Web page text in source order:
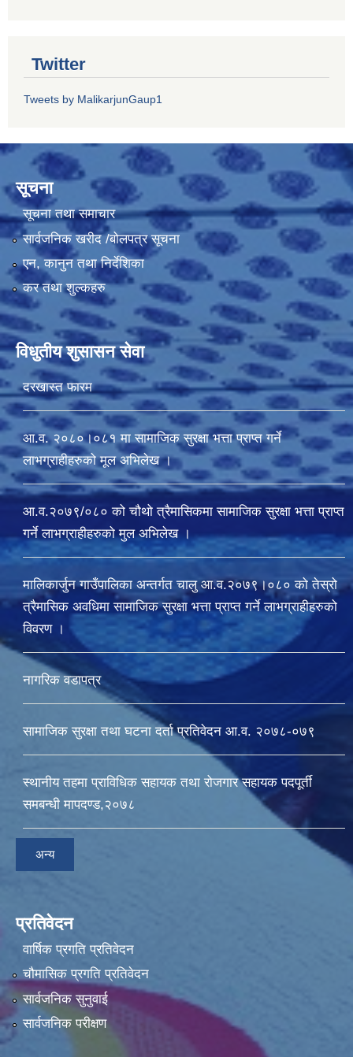
Twitter
Tweets by MalikarjunGaup1
सूचना
सूचना तथा समाचार
सार्वजनिक खरीद /बोलपत्र सूचना
एन, कानुन तथा निर्देशिका
कर तथा शुल्कहरु
विधुतीय शुसासन सेवा
दरखास्त फारम
आ.व. २०८०।०८१ मा सामाजिक सुरक्षा भत्ता प्राप्त गर्ने
लाभग्राहीहरुको मूल अभिलेख ।
आ.व.२०७९/०८० को चौथो त्रैमासिकमा सामाजिक सुरक्षा भत्ता प्राप्त
गर्ने लाभग्राहीहरुको मुल अभिलेख ।
मालिकार्जुन गाउँपालिका अन्तर्गत चालु आ‍.व.२०७९।०८० को तेस्रो
त्रैमासिक अवधिमा सामाजिक सुरक्षा भत्ता प्राप्त गर्ने लाभग्राहीहरुको
विवरण ।
नागरिक वडापत्र
सामाजिक सुरक्षा तथा घटना दर्ता प्रतिवेदन आ.व. २०७८-०७९
स्थानीय तहमा प्राविधिक सहायक तथा रोजगार सहायक पदपूर्ती
समबन्धी मापदण्ड,२०७८
अन्य
प्रतिवेदन
वार्षिक प्रगति प्रतिवेदन
चौमासिक प्रगति प्रतिवेदन
सार्वजनिक सुनुवाई
सार्वजनिक परीक्षण